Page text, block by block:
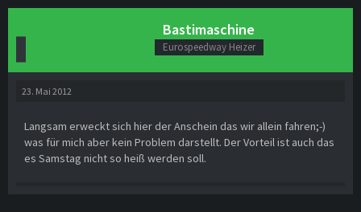
Bastimaschine
Eurospeedway Heizer
23. Mai 2012
Langsam erweckt sich hier der Anschein das wir allein fahren;-)
was für mich aber kein Problem darstellt. Der Vorteil ist auch das
es Samstag nicht so heiß werden soll.